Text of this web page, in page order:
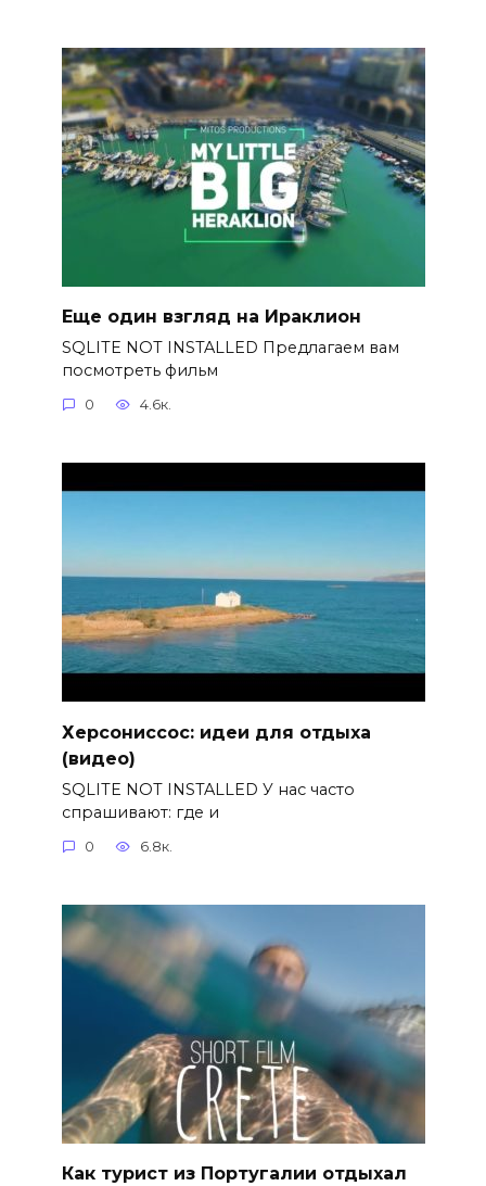
Еще один взгляд на Ираклион
SQLITE NOT INSTALLED Предлагаем вам
посмотреть фильм
0 4.6к.
Херсониссос: идеи для отдыха
(видео)
SQLITE NOT INSTALLED У нас часто
спрашивают: где и
0 6.8к.
Как турист из Португалии отдыхал